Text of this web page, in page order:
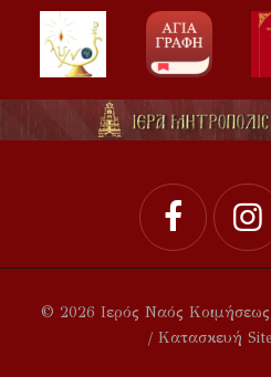
© 2026 Ιερός Ναός
/ Κατασκευή